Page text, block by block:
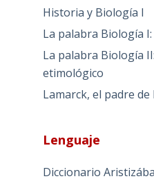
Historia y Biología I
La palabra Biología
La palabra Biología
etimológico
Lamarck, el padre
Lenguaje
Diccionario